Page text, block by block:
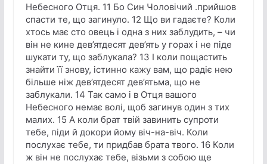
Небесного Отця. 11 Бо Син Чоловічий .прийшов
спасти те, що загинуло. 12 Що ви гадаєте? Коли
хтось має сто овець і одна з них заблудить, – чи
він не кине дев’ятдесят дев’ять у горах і не піде
шукати ту, що заблукала? 13 І коли пощастить
знайти її знову, істинно кажу вам, що радіє нею
більше ніж дев’ятдесят дев’ятьма, що не
заблукали. 14 Так само і в Отця вашого
Небесного немає волі, щоб загинув один з тих
малих. 15 А коли брат твій завинить супроти
тебе, піди й докори йому віч-на-віч. Коли
послухає тебе, ти придбав брата твого. 16 Коли
ж він не послухає тебе, візьми з собою ще